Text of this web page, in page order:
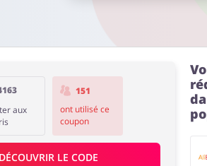
aux
151
ont utilisé ce
coupon
DÉCOUVRIR LE CODE